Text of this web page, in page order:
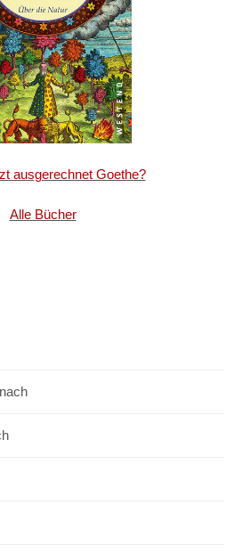
ausgerechnet Goethe?
Alle Bücher